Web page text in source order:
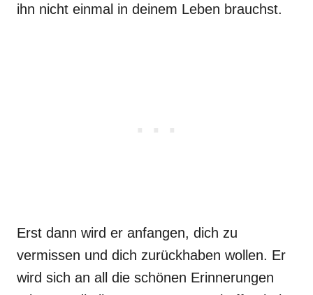
ihn nicht einmal in deinem Leben brauchst.
Erst dann wird er anfangen, dich zu
vermissen und dich zurückhaben wollen. Er
wird sich an all die schönen Erinnerungen